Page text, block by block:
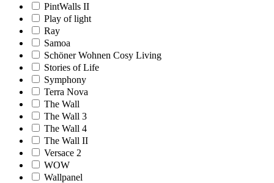
PintWalls II
Play of light
Ray
Samoa
Schöner Wohnen Cosy Living
Stories of Life
Symphony
Terra Nova
The Wall
The Wall 3
The Wall 4
The Wall II
Versace 2
WOW
Wallpanel